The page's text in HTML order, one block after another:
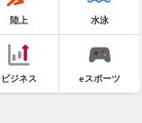
陸上 水泳
ビジネス eスポーツ